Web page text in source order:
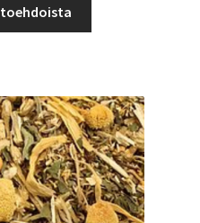
-
54,98 €
muunnelma.
Voit
tehdä
valinnat
tuotteen
sivulla.